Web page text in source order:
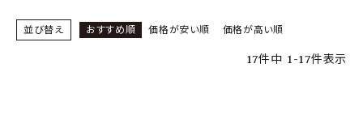
並び替え おすすめ順 価格が安い順 価格が高い順
17件中 1-17件表示